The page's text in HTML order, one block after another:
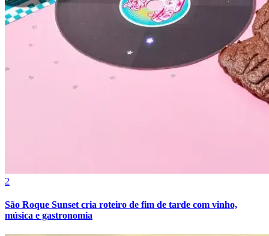
2
São Roque Sunset cria roteiro de fim de tarde com vinho,
música e gastronomia